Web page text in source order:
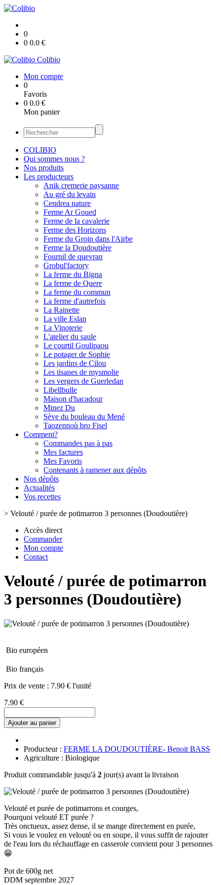
0
0 0.0 €
Colibio
Mon compte
0
Favoris
0 0.0 €
Mon panier
COLIBIO
Qui sommes nous ?
Nos produits
Les producteurs
Anik cremerie paysanne
Au gré du levain
Cendrea nature
Ferme Ar Goued
Ferme de la cavalerie
Ferme des Horizons
Ferme du Groin dans l'Airbe
Ferme la Doudoutière
Fournil de quevran
Grobul'factory
La ferme du Bigna
La ferme de Quere
La ferme du commun
La ferme d'autrefois
La Rainette
La ville Eslan
La Vinoterie
L'atelier du saule
Le courtil Goulipaou
Le potager de Sophie
Les jardins de Cilou
Les tisanes de mysmolie
Les vergers de Guerledan
Libellbulle
Maison d'hacadour
Minez Du
Sève du bouleau du Mené
Taozennoù bro Fisel
Comment?
Commandes pas à pas
Mes factures
Mes Favoris
Contenants à ramener aux dépôts
Nos dépôts
Actualités
Vos recettes
> Velouté / purée de potimarron 3 personnes (Doudoutière)
Accès direct
Commander
Mon compte
Contact
Velouté / purée de potimarron
3 personnes (Doudoutière)
Bio européen
Bio français
Prix de vente : 7.90 € l'unité
7.90 €
Ajouter au panier
Producteur : FERME LA DOUDOUTIÈRE- Benoit BASS
Agriculture : Biologique
Produit commandable jusqu'à 2 jour(s) avant la livraison
Velouté et purée de potimarrons et courges,
Pourquoi velouté ET purée ?
Très onctueux, assez dense, il se mange directement en purée,
Si vous le voulez en velouté ou en soupe, il vous suffit de rajouter
de l'eau lors du réchauffage en casserole convient pour 3 personnes
😁
Pot de 600g net
DDM septembre 2027